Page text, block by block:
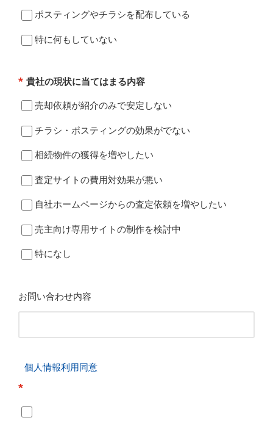
ポスティングやチラシを配布している
特に何もしていない
* 貴社の現状に当てはまる内容
売却依頼が紹介のみで安定しない
チラシ・ポスティングの効果がでない
相続物件の獲得を増やしたい
査定サイトの費用対効果が悪い
自社ホームページからの査定依頼を増やしたい
売主向け専用サイトの制作を検討中
特になし
お問い合わせ内容
個人情報利用同意
*